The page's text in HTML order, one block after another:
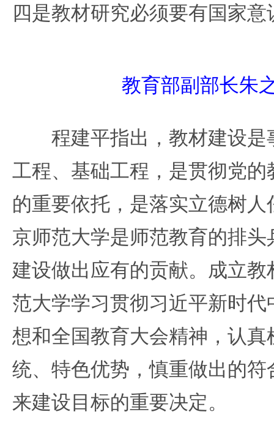
四是教材研究必须要有国家
教育部副部长朱
程建平指出，教材建设是
工程、基础工程，是贯彻党
的重要依托，是落实立德树
京师范大学是师范教育的排
建设做出应有的贡献。成立
范大学学习贯彻习近平新时
想和全国教育大会精神，认
统、特色优势，慎重做出的
来建设目标的重要决定。